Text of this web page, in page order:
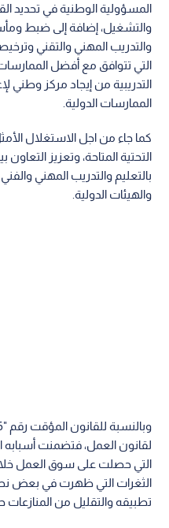
المسؤولية الوطنية في تحديد
والتشغيل، إضافة إلى ضبط
والتدريب المهني والتقني
التي تتوافق مع أفضل الممارسات
التدريبية من إيجاد مركز وطني
الممارسات الدولية.
كما جاء من اجل الاستغلال
التحتية المتاحة، وتعزيز
بالتعليم والتدريب المهني
والهيئات الدولية.
لقانون العمل، فتضمنت أسبابه
التي حصلت على سوق العمل
الثغرات التي ظهرت في بعض
تطبيقه والتقليل من المنازعات